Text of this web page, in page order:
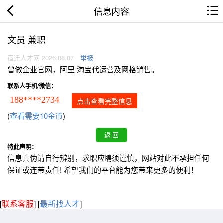
信息内容
文员 兼职
宿迁人才网 2026.08.07 举报
曾做企业官网，阿里 淘宝代运营及网格销售。
联系人手机/微信：
188****2734 点击查看完整信息
(查看需要10金币)
特此声明：
信息真伪请自行辨别，求职应聘须谨慎，网站对此不承担任何
保证或连带责任! 希望我们的平台能为您带来更多的便利！
[联系客服] [最新找人才]